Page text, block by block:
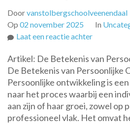
Doorvanstolbergschoolveenendaal
Op 02 november 2025 In
Laat een reactie achterop
Betekenis
en
Impact
van
Artikel: De Betekenis van
De Betekenis van Persoonlijke
Persoonlijke ontwikkeling is
naar het proces waarbij een
aan zijn of haar groei, zowel op
professioneel vlak. Het omvat